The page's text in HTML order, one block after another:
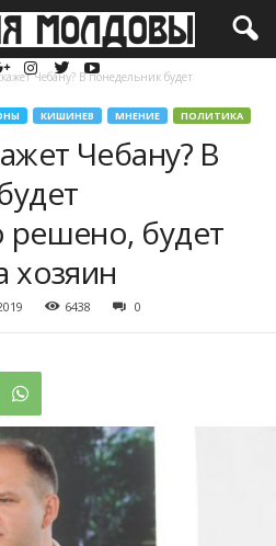
Чебану? В понедельник будет
КИШИНЕВ МНЕНИЕ ПОЛИТИКА
Чебану? В
решено, будет
хозяин
6438 0